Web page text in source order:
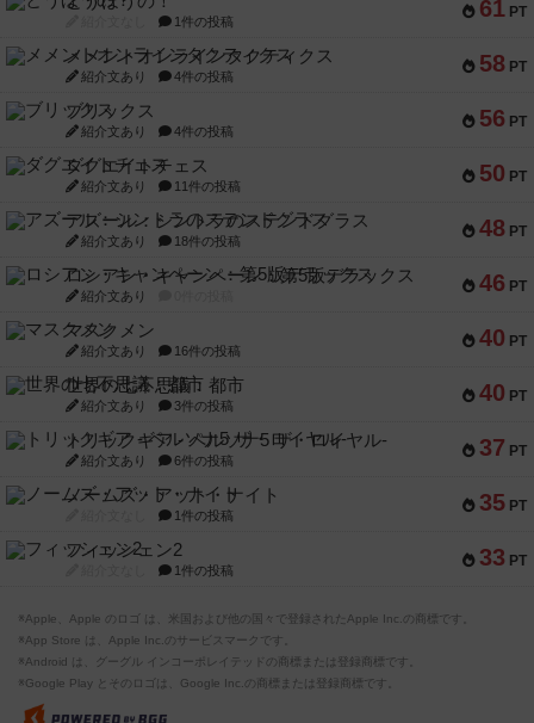
61 PT
1件の投稿
58 PT
メメントオンラインタクティクス
紹介文あり 4件の投稿
56 PT
ブリックス
紹介文あり 4件の投稿
50 PT
ダグエイトチェス
紹介文あり 11件の投稿
48 PT
アズール：シントラのステンドグラス
紹介文あり 18件の投稿
46 PT
ロシアン・キャンペーン：第5版デラックス
紹介文あり
40 PT
マスクメン
紹介文あり 16件の投稿
40 PT
世界の七不思議：都市
紹介文あり 3件の投稿
37 PT
トリックギア - ペルソナ5 ザ・ロイヤル-
紹介文あり 6件の投稿
35 PT
ノームズ・アット・ナイト
1件の投稿
33 PT
フィッシェン2
1件の投稿
※Apple、Apple のロゴ は、米国および他の国々で登録されたApple Inc.の商標です。
※App Store は、Apple Inc.のサービスマークです。
※Android は、グーグル インコーポレイテッドの商標または登録商標です。
※Google Play とそのロゴは、Google Inc.の商標または登録商標です。